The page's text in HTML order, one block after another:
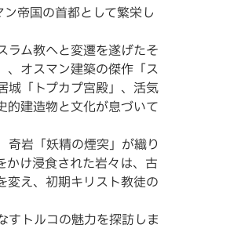
帝国の首都として繁栄し
ラム教へと変遷を遂げたそ
、オスマン建築の傑作「ス
城「トプカプ宮殿」、活気
的建造物と文化が息づいて
奇岩「妖精の煙突」が織り
かけ浸食された岩々は、古
変え、初期キリスト教徒の
すトルコの魅力を探訪しま